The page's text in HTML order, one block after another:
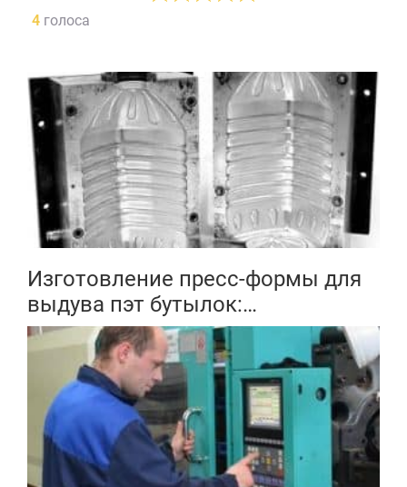
4 голоса
Изготовление пресс-формы для
выдува пэт бутылок:
особенности, сроки, цена